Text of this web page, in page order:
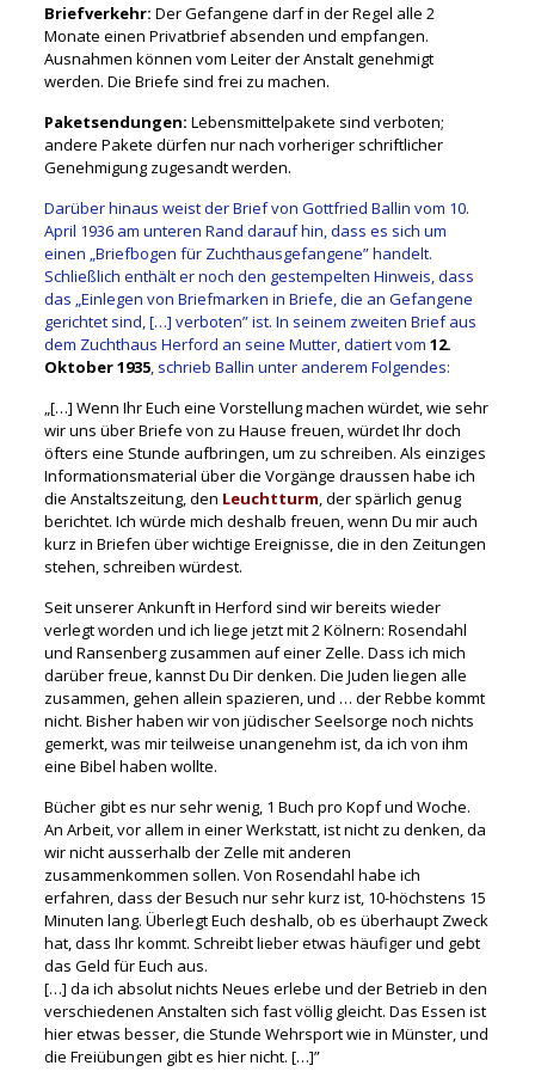
Briefverkehr: Der Gefangene darf in der Regel alle 2
Monate einen Privatbrief absenden und empfangen.
Ausnahmen können vom Leiter der Anstalt genehmigt
werden. Die Briefe sind frei zu machen.
Paketsendungen: Lebensmittelpakete sind verboten;
andere Pakete dürfen nur nach vorheriger schriftlicher
Genehmigung zugesandt werden.
Darüber hinaus weist der Brief von Gottfried Ballin vom 10.
April 1936 am unteren Rand darauf hin, dass es sich um
einen „Briefbogen für Zuchthausgefangene” handelt.
Schließlich enthält er noch den gestempelten Hinweis, dass
das „Einlegen von Briefmarken in Briefe, die an Gefangene
gerichtet sind, […] verboten” ist. In seinem zweiten Brief aus
dem Zuchthaus Herford an seine Mutter, datiert vom 12.
Oktober 1935, schrieb Ballin unter anderem Folgendes:
„[…] Wenn Ihr Euch eine Vorstellung machen würdet, wie sehr
wir uns über Briefe von zu Hause freuen, würdet Ihr doch
öfters eine Stunde aufbringen, um zu schreiben. Als einziges
Informationsmaterial über die Vorgänge draussen habe ich
die Anstaltszeitung, den Leuchtturm, der spärlich genug
berichtet. Ich würde mich deshalb freuen, wenn Du mir auch
kurz in Briefen über wichtige Ereignisse, die in den Zeitungen
stehen, schreiben würdest.
Seit unserer Ankunft in Herford sind wir bereits wieder
verlegt worden und ich liege jetzt mit 2 Kölnern: Rosendahl
und Ransenberg zusammen auf einer Zelle. Dass ich mich
darüber freue, kannst Du Dir denken. Die Juden liegen alle
zusammen, gehen allein spazieren, und … der Rebbe kommt
nicht. Bisher haben wir von jüdischer Seelsorge noch nichts
gemerkt, was mir teilweise unangenehm ist, da ich von ihm
eine Bibel haben wollte.
Bücher gibt es nur sehr wenig, 1 Buch pro Kopf und Woche.
An Arbeit, vor allem in einer Werkstatt, ist nicht zu denken, da
wir nicht ausserhalb der Zelle mit anderen
zusammenkommen sollen. Von Rosendahl habe ich
erfahren, dass der Besuch nur sehr kurz ist, 10-höchstens 15
Minuten lang. Überlegt Euch deshalb, ob es überhaupt Zweck
hat, dass Ihr kommt. Schreibt lieber etwas häufiger und gebt
das Geld für Euch aus.
[…] da ich absolut nichts Neues erlebe und der Betrieb in den
verschiedenen Anstalten sich fast völlig gleicht. Das Essen ist
hier etwas besser, die Stunde Wehrsport wie in Münster, und
die Freiübungen gibt es hier nicht. […]”